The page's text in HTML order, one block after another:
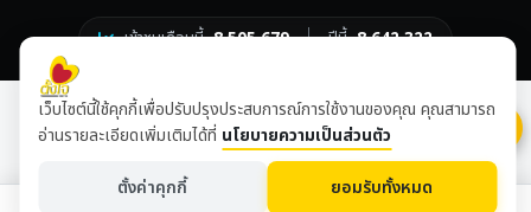
เข้าชมเดือนนี้ 8,505,679 ปีนี้ 8,642,322
เว็บไซต์นี้ใช้คุกกี้เพื่อปรับปรุงประสบการณ์การใช้งานของคุณ คุณสามารถ
อ่านรายละเอียดเพิ่มเติมได้ที่ นโยบายความเป็นส่วนตัว
ตั้งค่าคุกกี้ ยอมรับทั้งหมด